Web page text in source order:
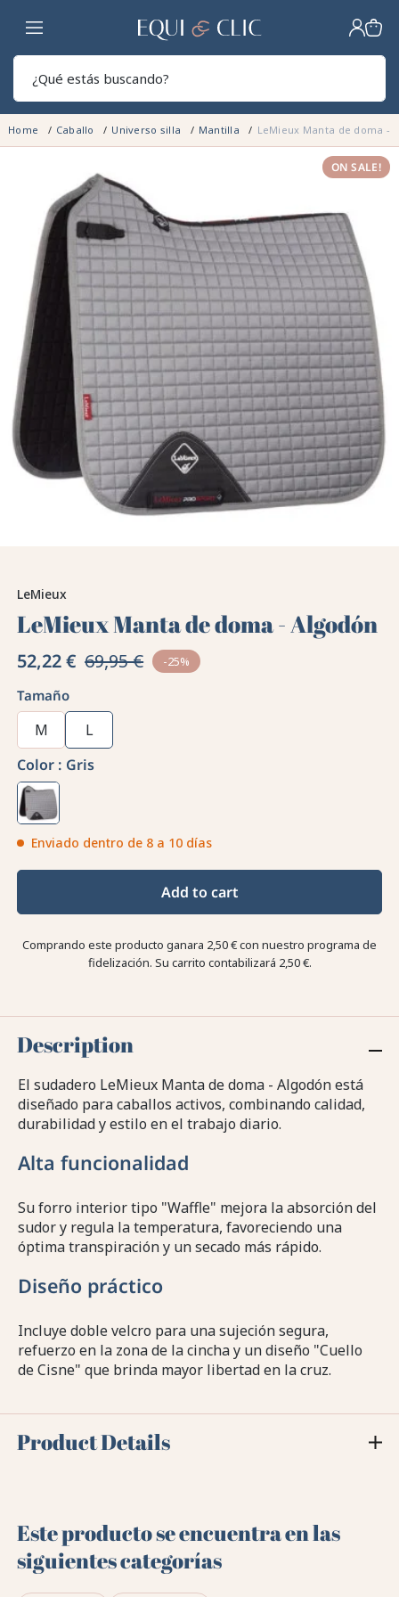
Hogar
Home Caballo Universo silla Mantilla LeMieux Manta de doma -
ON SALE!
LeMieux
LeMieux Manta de doma - Algodón
52,22 € 69,95 € -25%
Tamaño
M
L
Color : Gris
Enviado dentro de 8 a 10 días
Add to cart
Comprando este producto ganara 2,50 €con nuestro programa de
fidelización. Su carrito contabilizará 2,50 €.
Description
El sudadero LeMieux Manta de doma - Algodón está
diseñado para caballos activos, combinando calidad,
durabilidad y estilo en el trabajo diario.
Alta funcionalidad
Su forro interior tipo "Waffle" mejora la absorción del
sudor y regula la temperatura, favoreciendo una
óptima transpiración y un secado más rápido.
Diseño práctico
Incluye doble velcro para una sujeción segura,
refuerzo en la zona de la cincha y un diseño "Cuello
de Cisne" que brinda mayor libertad en la cruz.
Product Details
Este producto se encuentra en las
siguientes categorías